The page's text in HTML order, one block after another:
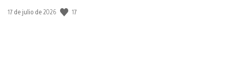
Fecha
17 de julio de 2026 17